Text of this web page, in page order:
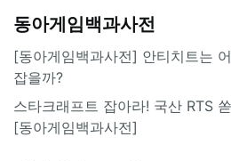
동아게임백과사전
[동아게임백과사전] 안티치트는
잡을까?
스타크래프트 잡아라! 국산 RTS
[동아게임백과사전]